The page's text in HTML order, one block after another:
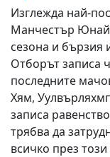
Изглежда най-
Манчестър
сезона и бързия
Отборът записа
последните
Хям,
записа
трябва да
всичко през този